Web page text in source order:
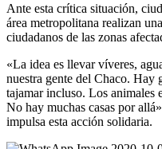
Ante esta crítica situación,
área metropolitana realizan
ciudadanos de las zonas
«La idea es llevar víveres,
nuestra gente del Chaco. Hay
tajamar incluso. Los animales
No hay muchas casas por
impulsa esta acción solidaria.